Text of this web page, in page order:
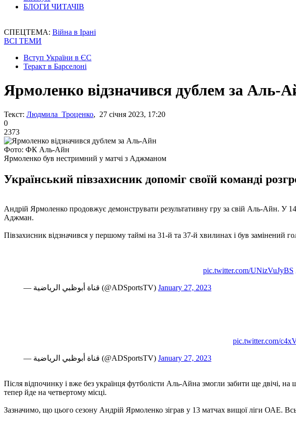
БЛОГИ ЧИТАЧІВ
СПЕЦТЕМА: Війна в Ірані
ВСІ ТЕМИ
Вступ України в ЄС
Теракт в Барселоні
Ярмоленко відзначився дублем за Аль-
Текст: Людмила Троценко, 27 січня 2023, 17:20
0
2373
Фото: ФК Аль-Айн
Ярмоленко був нестримний у матчі з Аджманом
Український півзахисник допоміг своїй команді
Андрій Ярмоленко продовжує демонструвати результативну гру за свій Аль-Айн. У
Аджман.
Півзахисник відзначився у першому таймі на 31-й та 37-й хвилинах і був замінений
pic.twitter.com/UNizVuJyBS
— قناة أبوظبي الرياضية (@ADSportsTV) January 27, 2023
pic.twitter.com/
— قناة أبوظبي الرياضية (@ADSportsTV) January 27, 2023
Після відпочинку і вже без українця футболісти Аль-Айна змогли забити ще двічі,
тепер йде на четвертому місці.
Зазначимо, що цього сезону Андрій Ярмоленко зіграв у 13 матчах вищої ліги ОАЕ.